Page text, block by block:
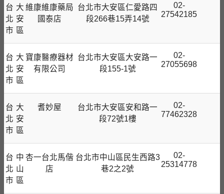
台
北
市
大
安
區
維康維康藥局
國泰店
台北市大安區仁愛路四
段266巷15弄14號
02-
27542185
台
北
市
大
安
區
寶康醫療器材
有限公司
台北市大安區大安路一
段155-1號
02-
27055698
台
北
市
大
安
區
耆妙屋
台北市大安區安和路一
段72號1樓
02-
77462328
台
北
市
中
山
區
杏一台北馬偕
店
台北市中山區民生西路3
巷2之2號
02-
25314778